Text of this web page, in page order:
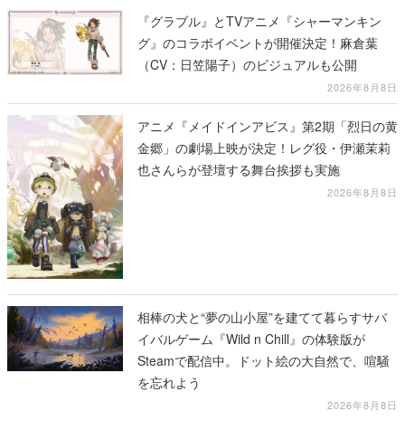
『グラブル』とTVアニメ『シャーマンキン
グ』のコラボイベントが開催決定！麻倉葉
（CV：日笠陽子）のビジュアルも公開
2026年8月8日
アニメ『メイドインアビス』第2期「烈日の黄
金郷」の劇場上映が決定！レグ役・伊瀬茉莉
也さんらが登壇する舞台挨拶も実施
2026年8月8日
相棒の犬と“夢の山小屋”を建てて暮らすサバ
イバルゲーム『Wild n Chill』の体験版が
Steamで配信中。ドット絵の大自然で、喧騒
を忘れよう
2026年8月8日